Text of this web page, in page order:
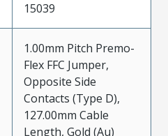
15039
1.00mm Pitch Premo-
Flex FFC Jumper,
Opposite Side
Contacts (Type D),
127.00mm Cable
Length, Gold (Au)